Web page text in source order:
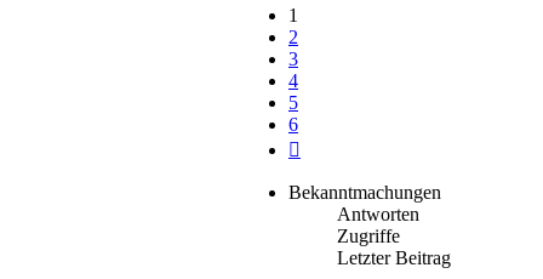
1
2
3
4
5
6
Bekanntmachungen
Antworten
Zugriffe
Letzter Beitrag